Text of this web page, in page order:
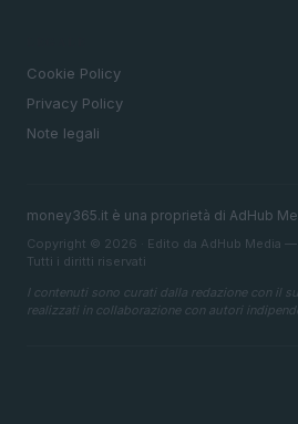
Cookie Policy
Privacy Policy
Note legali
money365.it è una proprietà di AdHub
Copyright © 2026 · Edito da AdHub Media —
Tutti i diritti riservati
I contenuti sono curati dalla redazione con il
realizzati in collaborazione con autori